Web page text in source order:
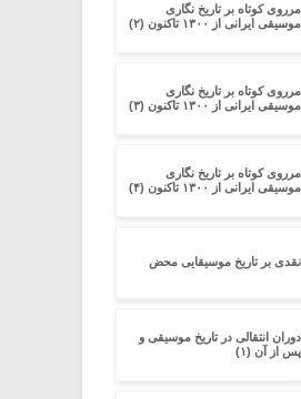
مرروی کوتاه بر تاریخ نگاری
موسیقی ایرانی از ۱۳۰۰ تاکنون (۲)
مرروی کوتاه بر تاریخ نگاری
موسیقی ایرانی از ۱۳۰۰ تاکنون (۳)
مرروی کوتاه بر تاریخ نگاری
موسیقی ایرانی از ۱۳۰۰ تاکنون (۴)
نقدی بر تاریخ موسیقایی محض
دوران انتقالی در تاریخ موسیقی و
پس از آن (۱)